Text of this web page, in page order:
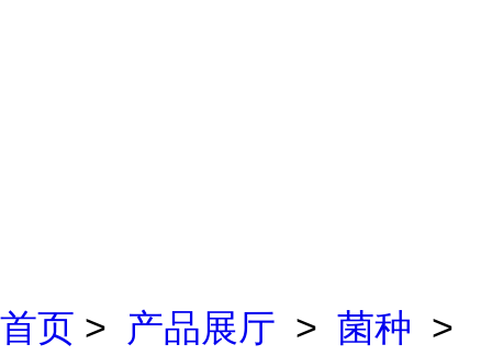
首页 > 产品展厅 > 菌种 >